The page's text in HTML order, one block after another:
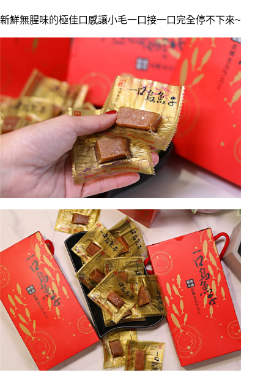
新鮮無腥味的極佳口感讓小毛一口接一口完全停不下來~